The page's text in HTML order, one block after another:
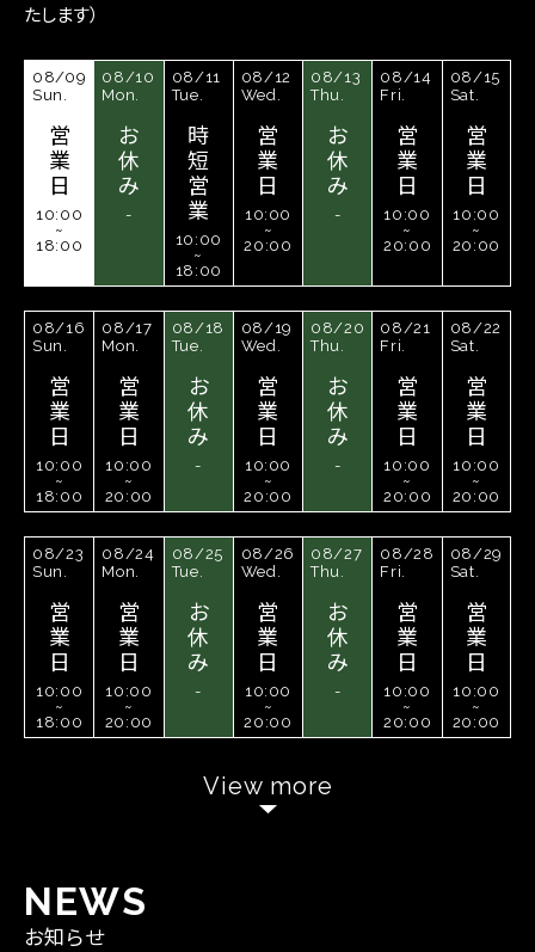
たします）
08/09
Sun.
営
業
日
10:00
~
18:00
08/10
Mon.
お
休
み
-
08/11
Tue.
時
短
営
業
10:00
~
18:00
08/12
Wed.
営
業
日
10:00
~
20:00
08/13
Thu.
お
休
み
-
08/14
Fri.
営
業
日
10:00
~
20:00
08/15
Sat.
営
業
日
10:00
~
20:00
08/16
Sun.
営
業
日
10:00
~
18:00
08/17
Mon.
営
業
日
10:00
~
20:00
08/18
Tue.
お
休
み
-
08/19
Wed.
営
業
日
10:00
~
20:00
08/20
Thu.
お
休
み
-
08/21
Fri.
営
業
日
10:00
~
20:00
08/22
Sat.
営
業
日
10:00
~
20:00
08/23
Sun.
営
業
日
10:00
~
18:00
08/24
Mon.
営
業
日
10:00
~
20:00
08/25
Tue.
お
休
み
-
08/26
Wed.
営
業
日
10:00
~
20:00
08/27
Thu.
お
休
み
-
08/28
Fri.
営
業
日
10:00
~
20:00
08/29
Sat.
営
業
日
10:00
~
20:00
View more
NEWS
お知らせ